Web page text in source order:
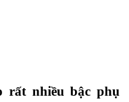
rất nhiều bậc phụ